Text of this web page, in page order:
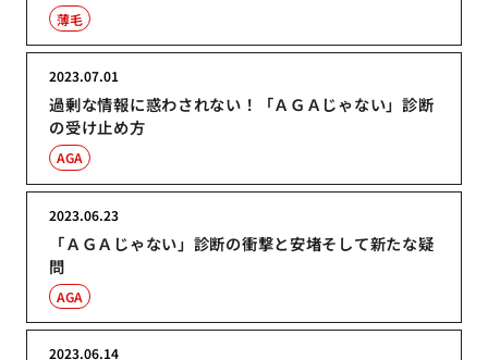
薄毛
過剰な情報に惑わされない！「ＡＧＡじゃない」診断
の受け止め方
2023.07.01
AGA
「ＡＧＡじゃない」診断の衝撃と安堵そして新たな疑
問
2023.06.23
AGA
2023.06.14